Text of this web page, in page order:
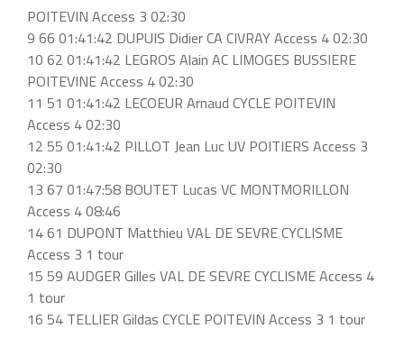
POITEVIN Access 3 02:30
9 66 01:41:42 DUPUIS Didier CA CIVRAY Access 4 02:30
10 62 01:41:42 LEGROS Alain AC LIMOGES BUSSIERE
POITEVINE Access 4 02:30
11 51 01:41:42 LECOEUR Arnaud CYCLE POITEVIN
Access 4 02:30
12 55 01:41:42 PILLOT Jean Luc UV POITIERS Access 3
02:30
13 67 01:47:58 BOUTET Lucas VC MONTMORILLON
Access 4 08:46
14 61 DUPONT Matthieu VAL DE SEVRE CYCLISME
Access 3 1 tour
15 59 AUDGER Gilles VAL DE SEVRE CYCLISME Access 4
1 tour
16 54 TELLIER Gildas CYCLE POITEVIN Access 3 1 tour